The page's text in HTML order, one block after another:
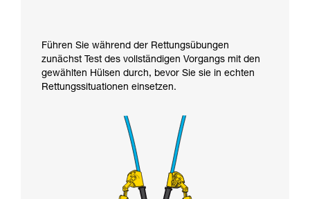
Führen Sie während der Rettungsübungen
zunächst Test des vollständigen Vorgangs mit den
gewählten Hülsen durch, bevor Sie sie in echten
Rettungssituationen einsetzen.